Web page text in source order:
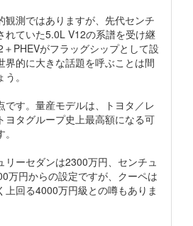
観測ではありますが、先代センチ
れていた5.0L V12の系譜を受け継
＋PHEVがフラッグシップとして設
界的に大きな話題を呼ぶことは間
。
です。量産モデルは、トヨタ／レ
ヨタグループ史上最高額になる可
リーセダンは2300万円、センチュ
万円からの設定ですが、クーペは
上回る4000万円級との噂もありま